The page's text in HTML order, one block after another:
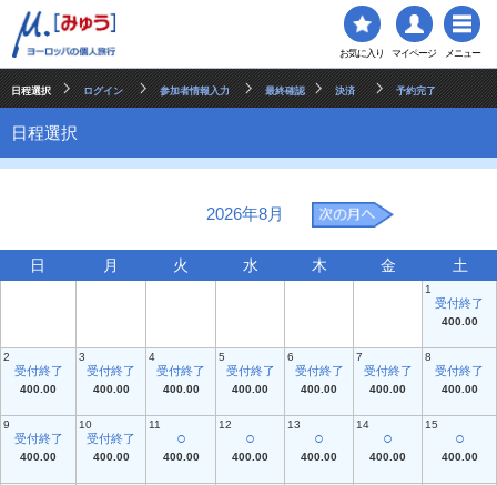
お気に入り マイページ メニュー
日程選択 ログイン 参加者情報入力 最終確認 決済 予約完了
日程選択
2026年8月
日 月 火 水 木 金 土
1
受付終了
400.00
2
受付終了
400.00
3
受付終了
400.00
4
受付終了
400.00
5
受付終了
400.00
6
受付終了
400.00
7
受付終了
400.00
8
受付終了
400.00
9
受付終了
400.00
10
受付終了
400.00
11
○
400.00
12
○
400.00
13
○
400.00
14
○
400.00
15
○
400.00